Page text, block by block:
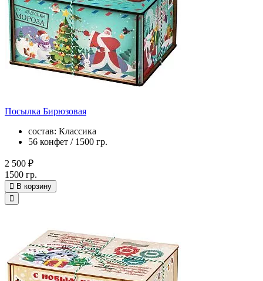
Посылка Бирюзовая
состав: Классика
56 конфет / 1500 гр.
2 500 ₽
1500 гр.
В корзину